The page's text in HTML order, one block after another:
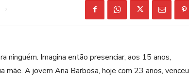
ninguém. Imagina então presenciar, aos 15 anos,
mãe. A jovem Ana Barbosa, hoje com 23 anos, venceu